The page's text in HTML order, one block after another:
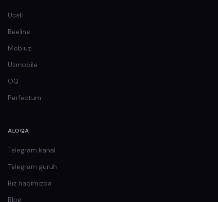
Ucell
Beeline
Mobiuz
Uzmobile
OQ
Perfectum
ALOQA
Telegram kanal
Telegram guruh
Biz haqimizda
Blog